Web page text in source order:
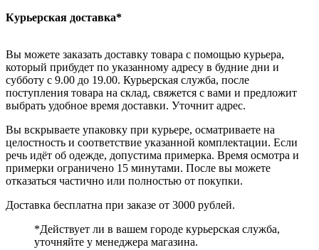
Курьерская доставка*
Вы можете заказать доставку товара с помощью курьера,
который прибудет по указанному адресу в будние дни и
субботу с 9.00 до 19.00. Курьерская служба, после
поступления товара на склад, свяжется с вами и предложит
выбрать удобное время доставки. Уточнит адрес.
Вы вскрываете упаковку при курьере, осматриваете на
целостность и соответствие указанной комплектации. Если
речь идёт об одежде, допустима примерка. Время осмотра и
примерки ограничено 15 минутами. После вы можете
отказаться частично или полностью от покупки.
Доставка бесплатна при заказе от 3000 рублей.
*Действует ли в вашем городе курьерская служба,
уточняйте у менеджера магазина.